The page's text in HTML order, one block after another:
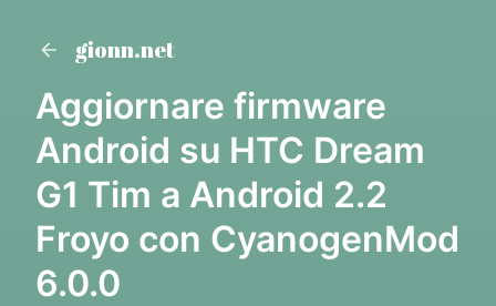
gionn.net
Aggiornare firmware
Android su HTC Dream
G1 Tim a Android 2.2
Froyo con CyanogenMod
6.0.0